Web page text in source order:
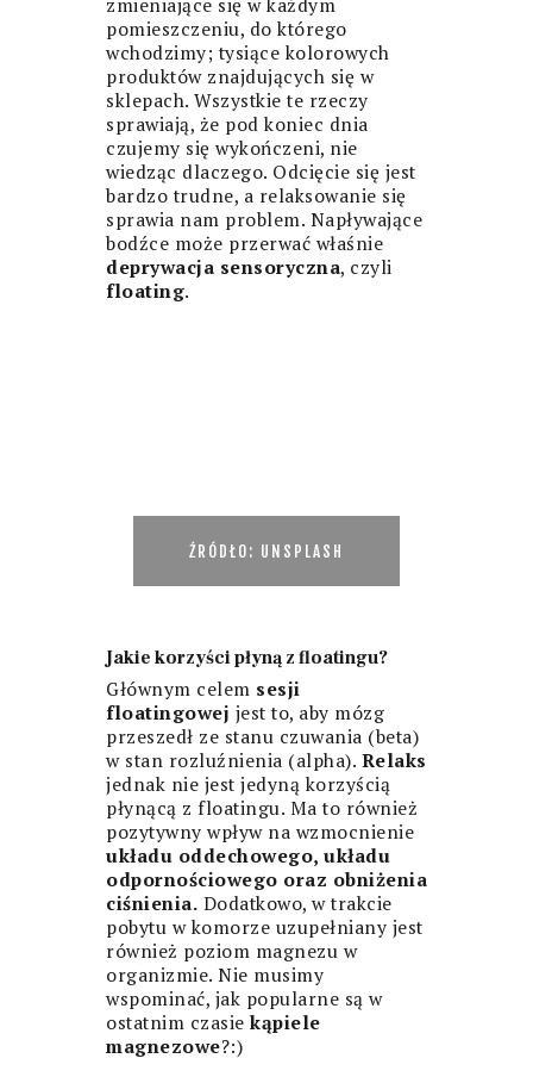
zmieniające się w każdym
pomieszczeniu, do którego
wchodzimy; tysiące kolorowych
produktów znajdujących się w
sklepach. Wszystkie te rzeczy
sprawiają, że pod koniec dnia
czujemy się wykończeni, nie
wiedząc dlaczego. Odcięcie się jest
bardzo trudne, a relaksowanie się
sprawia nam problem. Napływające
bodźce może przerwać właśnie
deprywacja sensoryczna, czyli
floating.
ŹRÓDŁO: UNSPLASH
Jakie korzyści płyną z floatingu?
Głównym celem sesji
floatingowej jest to, aby mózg
przeszedł ze stanu czuwania (beta)
w stan rozluźnienia (alpha). Relaks
jednak nie jest jedyną korzyścią
płynącą z floatingu. Ma to również
pozytywny wpływ na wzmocnienie
układu oddechowego, układu
odpornościowego oraz obniżenia
ciśnienia. Dodatkowo, w trakcie
pobytu w komorze uzupełniany jest
również poziom magnezu w
organizmie. Nie musimy
wspominać, jak popularne są w
ostatnim czasie kąpiele
magnezowe?:)